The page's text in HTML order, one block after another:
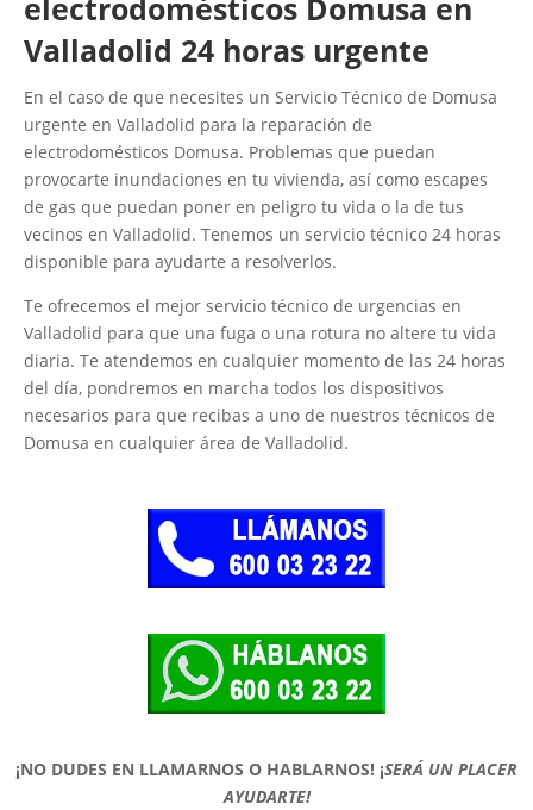
Valladolid 24 horas urgente
En el caso de que necesites un Servicio Técnico de Domusa
urgente en Valladolid para la reparación de
electrodomésticos Domusa. Problemas que puedan
provocarte inundaciones en tu vivienda, así como escapes
de gas que puedan poner en peligro tu vida o la de tus
vecinos en Valladolid. Tenemos un servicio técnico 24 horas
disponible para ayudarte a resolverlos.
Te ofrecemos el mejor servicio técnico de urgencias en
Valladolid para que una fuga o una rotura no altere tu vida
diaria. Te atendemos en cualquier momento de las 24 horas
del día, pondremos en marcha todos los dispositivos
necesarios para que recibas a uno de nuestros técnicos de
Domusa en cualquier área de Valladolid.
¡NO DUDES EN LLAMARNOS O HABLARNOS! ¡SERÁ UN PLACER
AYUDARTE!